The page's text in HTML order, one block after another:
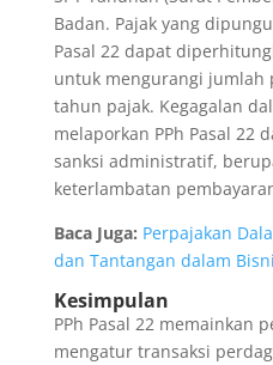
Badan. Pajak yang
Pasal 22 dapat
untuk mengurangi jumlah
tahun pajak. Kegagalan
melaporkan PPh Pasal 22
sanksi administratif,
keterlambatan
Baca Juga: Perpajakan
dan Tantangan dalam
Kesimpulan
PPh Pasal 22 memainkan
mengatur transaksi